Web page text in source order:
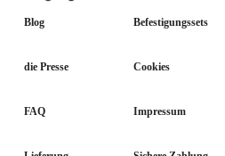
Blog Befestigungssets
die Presse Cookies
FAQ Impressum